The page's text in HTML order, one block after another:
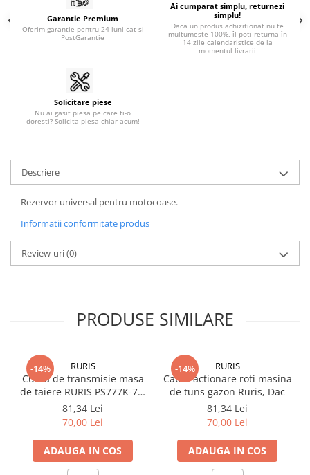
Garantie Premium
Oferim garantie pentru 24 luni cat si
PostGarantie
Ai cumparat simplu, returnezi
simplu!
Daca un produs achizitionat nu te
multumeste 100%, îl poti returna în
14 zile calendaristice de la
momentul livrarii
Solicitare piese
Nu ai gasit piesa pe care ti-o
doresti? Solicita piesa chiar acum!
Descriere
Rezervor universal pentru motocoase.
Informatii conformitate produs
Review-uri(0)
PRODUSE SIMILARE
-14% RURIS
Curea de transmisie masa
de taiere RURIS PS777K-76,
pentru motocositori Ruris
DAC 777K
81,34 Lei
70,00 Lei
ADAUGA IN COS
-14% RURIS
Cablu actionare roti masina
de tuns gazon Ruris, Dac
81,34 Lei
70,00 Lei
ADAUGA IN COS